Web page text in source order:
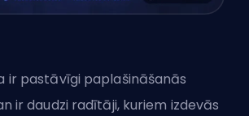
ir pastāvīgi paplašināšanās
ir daudzi radītāji, kuriem izdevās